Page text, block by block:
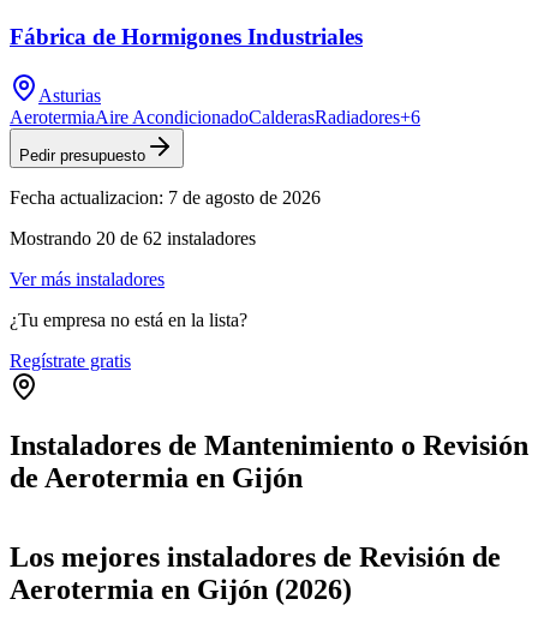
Fábrica de Hormigones Industriales
Asturias
AerotermiaAire AcondicionadoCalderasRadiadores+6
Pedir presupuesto
Fecha actualizacion: 7 de agosto de 2026
Mostrando 20 de 62 instaladores
Ver más instaladores
¿Tu empresa no está en la lista?
Regístrate gratis
Instaladores de Mantenimiento o Revisión
de Aerotermia en Gijón
+
−
Los mejores instaladores de Revisión de
Aerotermia en Gijón (2026)